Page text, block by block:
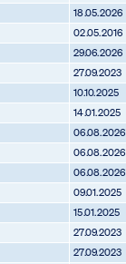
18.05.2026
02.05.2016
29.06.2026
27.09.2023
10.10.2025
14.01.2025
06.08.2026
06.08.2026
06.08.2026
09.01.2025
15.01.2025
27.09.2023
27.09.2023